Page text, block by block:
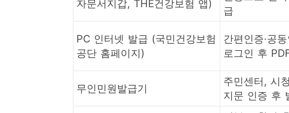
자문서지갑, THE건강보험 앱)
급
PC 인터넷 발급 (국민건강보험
공단 홈페이지)
간편인증·공
로그인 후
무인민원발급기
주민센터, 시
지문 인증 후